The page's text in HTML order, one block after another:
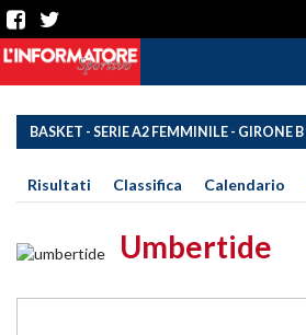
BASKET - SERIE A2 FEMMINILE - GIRONE B
Risultati Classifica Calendario
Umbertide